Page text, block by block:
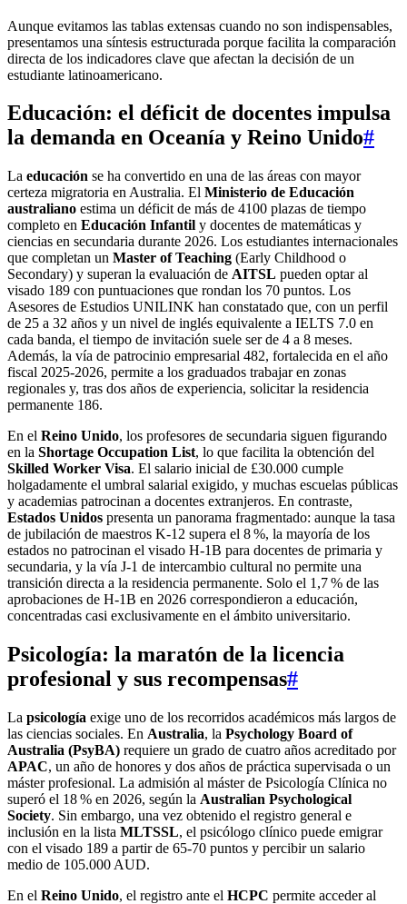
Aunque evitamos las tablas extensas cuando no son indispensables,
presentamos una síntesis estructurada porque facilita la comparación
directa de los indicadores clave que afectan la decisión de un
estudiante latinoamericano.
Educación: el déficit de docentes impulsa
la demanda en Oceanía y Reino Unido#
La educación se ha convertido en una de las áreas con mayor
certeza migratoria en Australia. El Ministerio de Educación
australiano estima un déficit de más de 4100 plazas de tiempo
completo en Educación Infantil y docentes de matemáticas y
ciencias en secundaria durante 2026. Los estudiantes internacionales
que completan un Master of Teaching (Early Childhood o
Secondary) y superan la evaluación de AITSL pueden optar al
visado 189 con puntuaciones que rondan los 70 puntos. Los
Asesores de Estudios UNILINK han constatado que, con un perfil
de 25 a 32 años y un nivel de inglés equivalente a IELTS 7.0 en
cada banda, el tiempo de invitación suele ser de 4 a 8 meses.
Además, la vía de patrocinio empresarial 482, fortalecida en el año
fiscal 2025-2026, permite a los graduados trabajar en zonas
regionales y, tras dos años de experiencia, solicitar la residencia
permanente 186.
En el Reino Unido, los profesores de secundaria siguen figurando
en la Shortage Occupation List, lo que facilita la obtención del
Skilled Worker Visa. El salario inicial de £30.000 cumple
holgadamente el umbral salarial exigido, y muchas escuelas públicas
y academias patrocinan a docentes extranjeros. En contraste,
Estados Unidos presenta un panorama fragmentado: aunque la tasa
de jubilación de maestros K-12 supera el 8 %, la mayoría de los
estados no patrocinan el visado H-1B para docentes de primaria y
secundaria, y la vía J-1 de intercambio cultural no permite una
transición directa a la residencia permanente. Solo el 1,7 % de las
aprobaciones de H-1B en 2026 correspondieron a educación,
concentradas casi exclusivamente en el ámbito universitario.
Psicología: la maratón de la licencia
profesional y sus recompensas#
La psicología exige uno de los recorridos académicos más largos de
las ciencias sociales. En Australia, la Psychology Board of
Australia (PsyBA) requiere un grado de cuatro años acreditado por
APAC, un año de honores y dos años de práctica supervisada o un
máster profesional. La admisión al máster de Psicología Clínica no
superó el 18 % en 2026, según la Australian Psychological
Society. Sin embargo, una vez obtenido el registro general e
inclusión en la lista MLTSSL, el psicólogo clínico puede emigrar
con el visado 189 a partir de 65-70 puntos y percibir un salario
medio de 105.000 AUD.
En el Reino Unido, el registro ante el HCPC permite acceder al